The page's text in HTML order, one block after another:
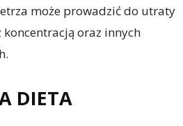
może prowadzić do utraty
oraz innych
DIETA